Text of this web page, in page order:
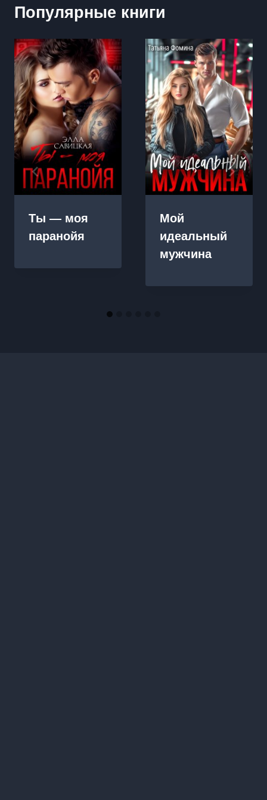
Популярные книги
Ты — моя
паранойя
Мой
идеальный
мужчина